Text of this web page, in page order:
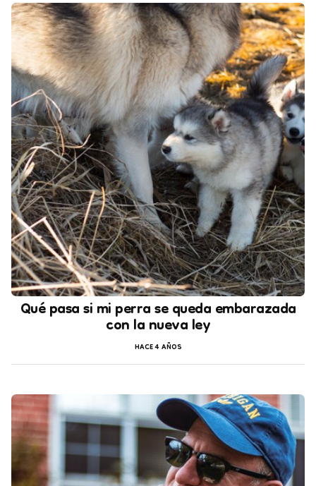
Qué pasa si mi perra se queda embarazada
con la nueva ley
HACE 4 AÑOS